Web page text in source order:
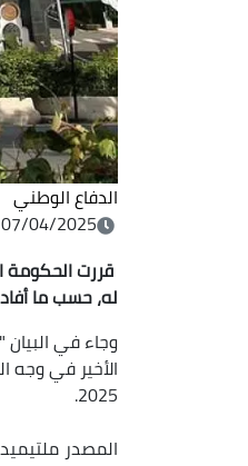
الدفاع الوطني
07/04/2025 - 17:44
قررت الحكومة
له، حسب ما
وجاء في
2025.
المصدر